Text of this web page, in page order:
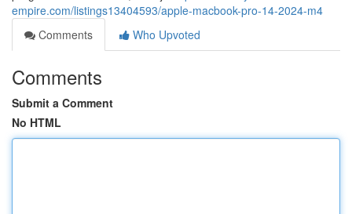
empire.com/listings13404593/apple-macbook-pro-14-2024-m4
Comments
Who Upvoted
Comments
Submit a Comment
No HTML